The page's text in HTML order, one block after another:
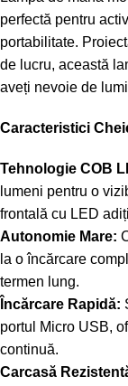
perfectă pentru
portabilitate.
de lucru, această
aveți nevoie de
Caracteristici
Tehnologie COB
lumeni pentru o
frontală cu LED
Autonomie Mare:
la o încărcare
termen lung.
Încărcare Rapidă:
portul Micro USB,
continuă.
Carcasă